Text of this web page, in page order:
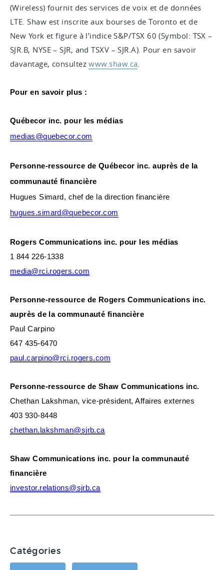
(Wireless) fournit des services de voix et de données
LTE. Shaw est inscrite aux bourses de Toronto et de
New York et figure à l’indice S&P/TSX 60 (Symbol: TSX –
SJR.B, NYSE – SJR, and TSXV – SJR.A). Pour en savoir
davantage, consultezwww.shaw.ca.
Pour en savoir plus :
Québecor inc. pour les médias
medias@quebecor.com
Personne-ressource de Québecor inc. auprès de la
communauté financière
Hugues Simard, chef de la direction financière
hugues.simard@quebecor.com
Rogers Communications inc. pour les médias
1 844 226-1338
media@rci.rogers.com
Personne-ressource de Rogers Communications inc.
auprès de la communauté financière
Paul Carpino
647 435-6470
paul.carpino@rci.rogers.com
Personne-ressource de Shaw Communications inc.
Chethan Lakshman, vice-président, Affaires externes
403 930-8448
chethan.lakshman@sjrb.ca
Shaw Communications inc. pour la communauté
financière
investor.relations@sjrb.ca
Catégories